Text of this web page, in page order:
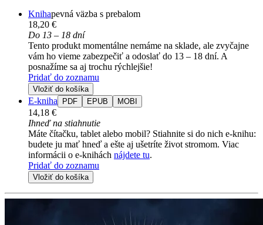
Knihapevná väzba s prebalom
18,20 €
Do 13 – 18 dní
Tento produkt momentálne nemáme na sklade, ale zvyčajne
vám ho vieme zabezpečiť a odoslať do 13 – 18 dní. A
posnažíme sa aj trochu rýchlejšie!
Pridať do zoznamu
Vložiť do košíka
E-kniha PDF EPUB MOBI
14,18 €
Ihneď na stiahnutie
Máte čítačku, tablet alebo mobil? Stiahnite si do nich e-knihu:
budete ju mať hneď a ešte aj ušetríte život stromom. Viac
informácii o e-knihách nájdete tu.
Pridať do zoznamu
Vložiť do košíka